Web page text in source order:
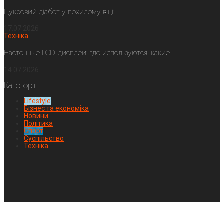
Цукровий діабет у похилому віці:
Техніка
Настенные LCD-дисплеи: где используются, какие
Категорії
Lifestyle
Бізнес та економіка
Новини
Політика
Спорт
Суспільство
Техніка